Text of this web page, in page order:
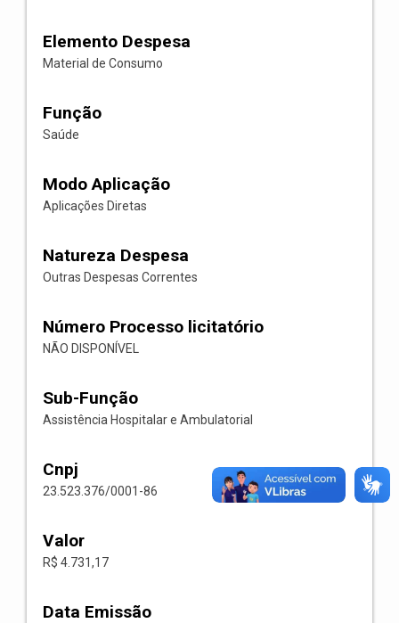
Elemento Despesa
Material de Consumo
Função
Saúde
Modo Aplicação
Aplicações Diretas
Natureza Despesa
Outras Despesas Correntes
Número Processo licitatório
NÃO DISPONÍVEL
Sub-Função
Assistência Hospitalar e Ambulatorial
Cnpj
23.523.376/0001-86
Valor
R$ 4.731,17
Data Emissão